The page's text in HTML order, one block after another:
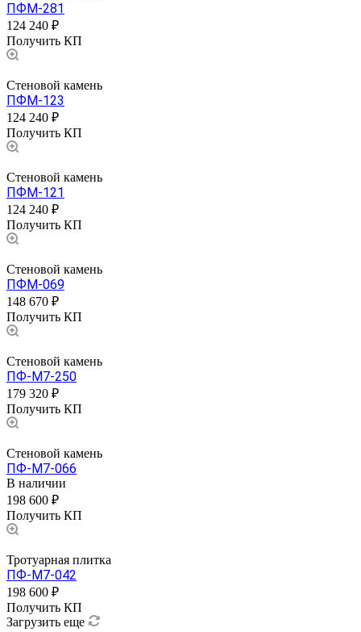
ПФМ-281
124 240 ₽
Получить КП
Стеновой камень
ПФМ-123
124 240 ₽
Получить КП
Стеновой камень
ПФМ-121
124 240 ₽
Получить КП
Стеновой камень
ПФМ-069
148 670 ₽
Получить КП
Стеновой камень
ПФ-М7-250
179 320 ₽
Получить КП
Стеновой камень
ПФ-М7-066
В наличии
198 600 ₽
Получить КП
Тротуарная плитка
ПФ-М7-042
198 600 ₽
Получить КП
Загрузить еще